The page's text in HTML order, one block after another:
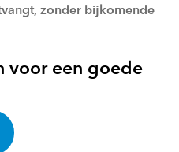
zonder bijkomende
voor een goede